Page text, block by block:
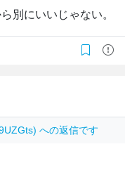
別にいいじゃない。
への返信です